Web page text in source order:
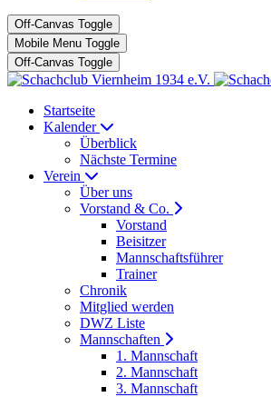
Off-Canvas Toggle
Mobile Menu Toggle
Off-Canvas Toggle
Startseite
Kalender
Überblick
Nächste Termine
Verein
Über uns
Vorstand & Co.
Vorstand
Beisitzer
Mannschaftsführer
Trainer
Chronik
Mitglied werden
DWZ Liste
Mannschaften
1. Mannschaft
2. Mannschaft
3. Mannschaft